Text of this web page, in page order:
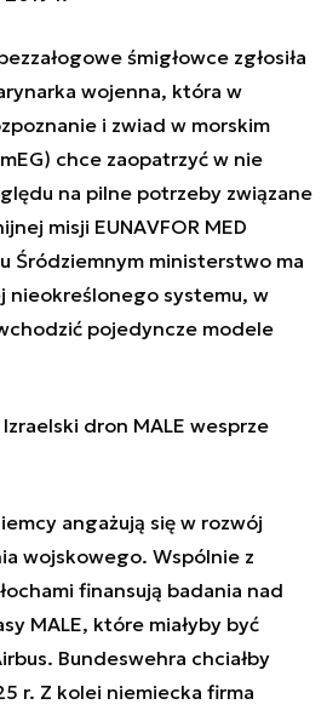
śmigłowce zgłosiła
wojenna, która w
i zwiad w morskim
chce zaopatrzyć w nie
na pilne potrzeby związane
misji EUNAVFOR MED
Śródziemnym ministerstwo ma
nieokreślonego systemu, w
pojedyncze modele
dron MALE wesprze
angażują się w rozwój
wojskowego. Wspólnie z
finansują badania nad
MALE, które miałyby być
Bundeswehra chciałby
r. Z kolei niemiecka firma